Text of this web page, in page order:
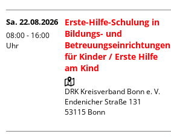
Sa. 22.08.2026
08:00 - 16:00
Uhr
Erste-Hilfe-Schulung in
Bildungs- und
Betreuungseinrichtungen
für Kinder / Erste Hilfe
am Kind
DRK Kreisverband Bonn e. V.
Endenicher Straße 131